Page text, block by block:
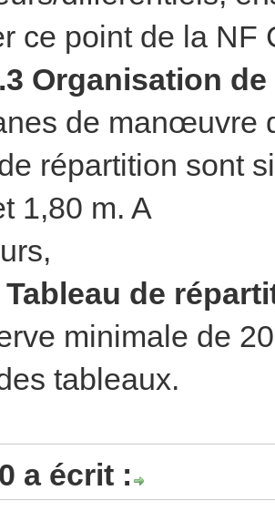
ce point de la NF
Organisation de
de manœuvre
répartition sont
1,80 m. A
Tableau de
minimale de
tableaux.
a écrit :